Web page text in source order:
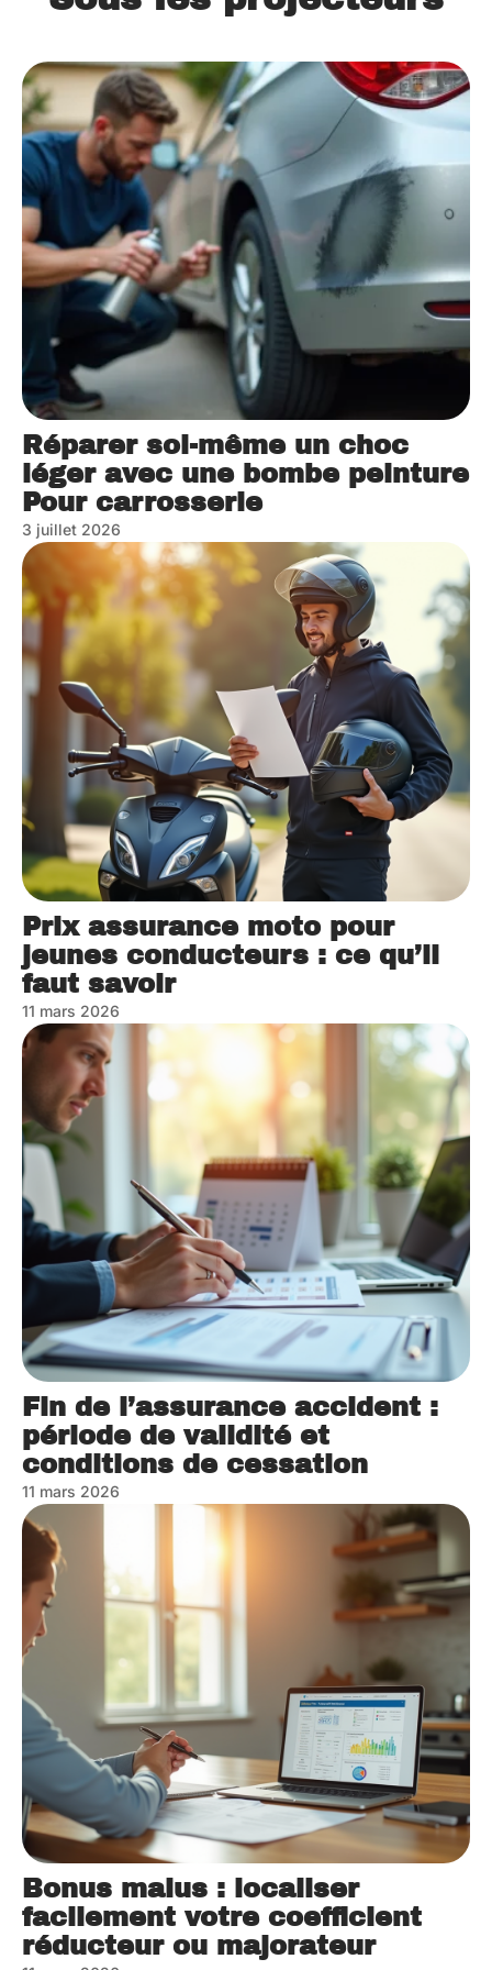
Réparer soi-même un choc
léger avec une bombe peinture
Pour carrosserie
3 juillet 2026
Prix assurance moto pour
jeunes conducteurs : ce qu’il
faut savoir
11 mars 2026
Fin de l’assurance accident :
période de validité et
conditions de cessation
11 mars 2026
Bonus malus : localiser
facilement votre coefficient
réducteur ou majorateur